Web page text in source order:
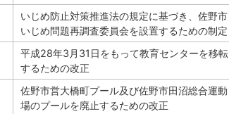
いじめ防止対策推進法の規定に基づき、佐野市
いじめ問題再調査委員会を設置するための制定
平成28年3月31日をもって教育センターを移転
するための改正
佐野市営大橋町プール及び佐野市田沼総合運動
場のプールを廃止するための改正